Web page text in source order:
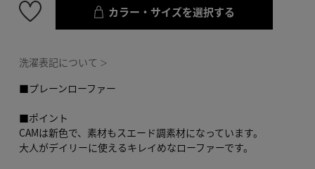
カラー・サイズを選択する
洗濯表記について ＞
■プレーンローファー
■ポイント
CAMは新色で、素材もスエード調素材になっています。
大人がデイリーに使えるキレイめなローファーです。